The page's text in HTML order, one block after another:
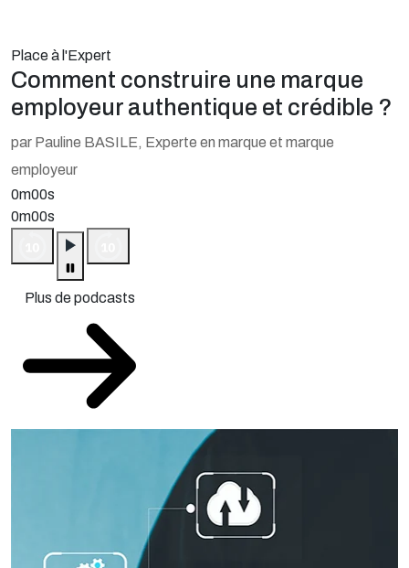
Place à l'Expert
Comment construire une marque
employeur authentique et crédible ?
par Pauline BASILE, Experte en marque et marque
employeur
0m00s
0m00s
Plus de podcasts